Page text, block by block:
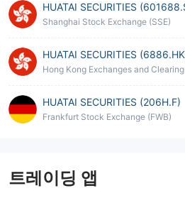
HUATAI SECURITIES
Shanghai Stock Exchange (SSE)
HUATAI SECURITIES
Hong Kong Exchanges and
HUATAI SECURITIES (206H.F)
Frankfurt Stock Exchange (FWB)
트레이딩 앱